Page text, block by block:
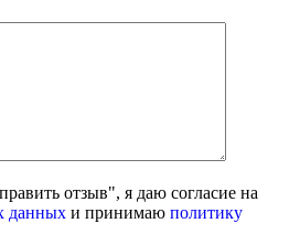
отзыв", я даю согласие на
данных и принимаю политику